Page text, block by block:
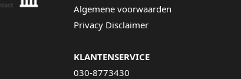
Algemene voorwaarden
Privacy Disclaimer
KLANTENSERVICE
030-8773430